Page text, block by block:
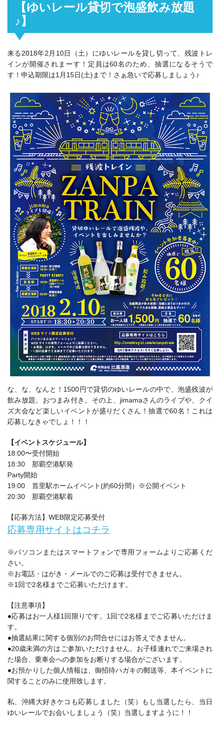
【ゆいレール貸切で泡盛飲み放題
♪】
来る2018年2月10日（土）にゆいレールを貸し切って、残波トレ
インが開催されまーす！定員は60名のため、抽選になるそうで
す！申込期限は1月15日(土)まで！さぁ急いで応募しましょう♪
な、な、なんと！1500円で貸切のゆいレールの中で、泡盛残波が
飲み放題。おつまみ付き。その上、jimamaさんのライブや、クイ
ズ大会など楽しいイベントが盛りだくさん！抽選で60名！これは
応募しなきゃでしょ！！！
【イベントスケジュール】
18:00〜受付開始
18:30 那覇空港駅発
Party開始
19:00 首里駅ホームイベント(約60分間）※公開イベント
20:30 那覇空港駅着
【応募方法】WEB限定応募受付
応募専用サイトはコチラ
※パソコンまたはスマートフォンで専用フォームよりご応募くだ
さい。
※お電話・はがき・メールでのご応募は受付できません。
※1回で2名様までご応募いただけます。
【注意事項】
●応募はお一人様1回限りです。1回で2名様までご応募いただけま
す。
●抽選結果に関する個別のお問合せにはお答えできません。
●20歳未満の方はご参加いただけません。お子様連れでご来場され
た場合、乗車会への参加をお断りする場合がございます。
●お預かりした個人情報は、御招待ハガキの郵送等、本イベントに
関することのみに使用致します。
私、沖縄大好きケコも応募しました（笑）もし当選したら、当日
ゆいレールでお会いしましょう（笑）当選しますように！！